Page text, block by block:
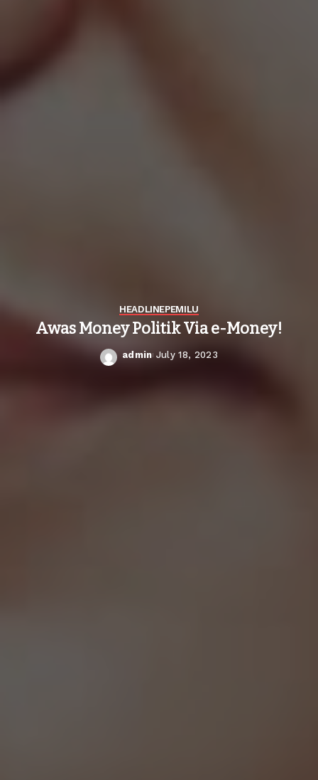
HEADLINEPEMILU
Awas Money Politik Via e-Money!
Posted
admin July 18, 2023